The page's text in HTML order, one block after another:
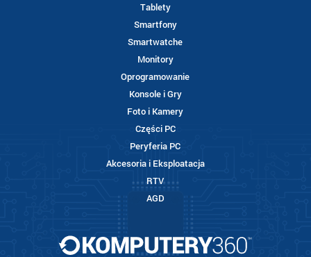
Tablety
Smartfony
Smartwatche
Monitory
Oprogramowanie
Konsole i Gry
Foto i Kamery
Części PC
Peryferia PC
Akcesoria i Eksploatacja
RTV
AGD